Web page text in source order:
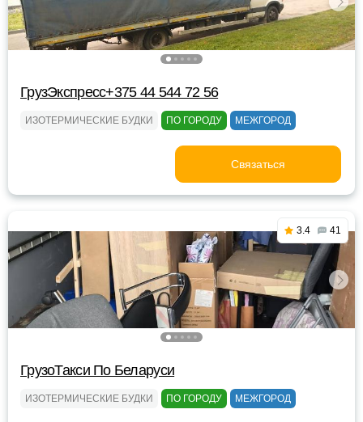
ГрузЭкспресс+375 44 544 72 56
ИЗОТЕРМИЧЕСКИЕ БУДКИ ПО ГОРОДУ МЕЖГОРОД
Связаться
3.4 41
ГрузоТакси По Беларуси
ИЗОТЕРМИЧЕСКИЕ БУДКИ ПО ГОРОДУ МЕЖГОРОД